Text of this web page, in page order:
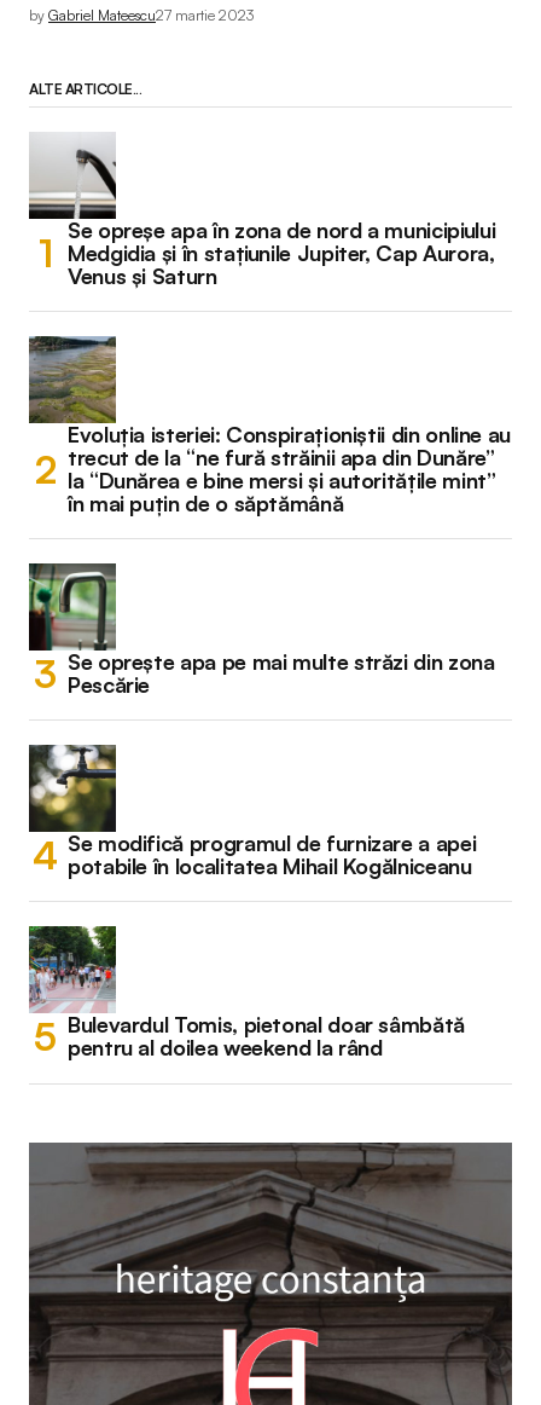
by Gabriel Mateescu27 martie 2023
ALTE ARTICOLE...
Se opreșe apa în zona de nord a municipiului
Medgidia și în stațiunile Jupiter, Cap Aurora,
Venus și Saturn
Evoluția isteriei: Conspiraționiștii din online au
trecut de la “ne fură străinii apa din Dunăre”
la “Dunărea e bine mersi și autoritățile mint”
în mai puțin de o săptămână
Se oprește apa pe mai multe străzi din zona
Pescărie
Se modifică programul de furnizare a apei
potabile în localitatea Mihail Kogălniceanu
Bulevardul Tomis, pietonal doar sâmbătă
pentru al doilea weekend la rând